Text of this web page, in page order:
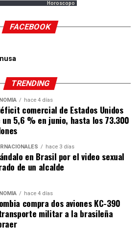
Horoscopo
FACEBOOK
TRENDING
hace 4 días
comercial de Estados Unidos
un 5,6 % en junio, hasta los 73.300
hace 3 días
en Brasil por el video sexual
de un alcalde
hace 4 días
compra dos aviones KC-390
militar a la brasileña